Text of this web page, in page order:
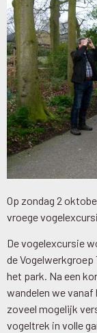
Op zondag 2
vroege
De vogelexcursie
de
het park. Na een
wandelen we
zoveel mogelijk
vogeltrek in volle